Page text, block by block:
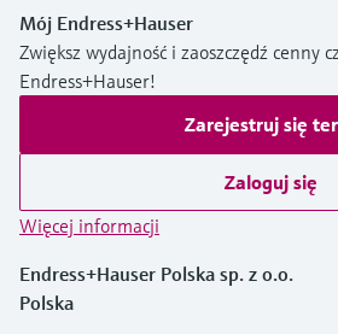
Mój Endress+Hauser
Zwiększ wydajność i zaoszczędź cenny
Endress+Hauser!
Zarejestruj się
Zaloguj się
Więcej informacji
Endress+Hauser Polska sp. z o.o.
Polska